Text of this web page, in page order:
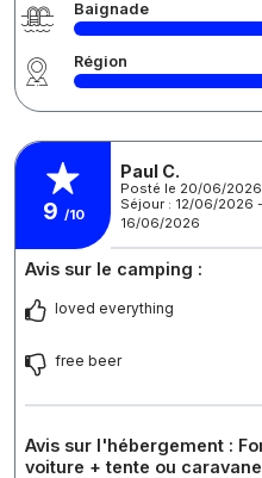
Baignade
Région
9 /10
Paul C.
Posté le 20/06/2026
Séjour : 12/06/2026 -
16/06/2026
Avis sur le camping :
loved everything
free beer
Avis sur l'hébergement :
voiture + tente ou caravane